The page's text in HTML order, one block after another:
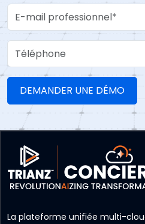
Work Email
Téléphone
La plateforme unifiée multi-